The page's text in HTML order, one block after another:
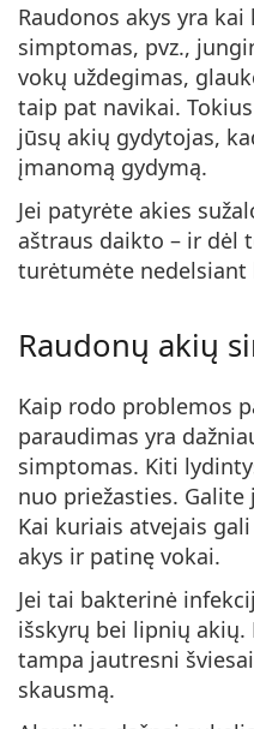
Raudonos akys yra
simptomas, pvz.,
vokų uždegimas,
taip pat navikai.
jūsų akių gydytojas,
įmanomą gydymą.
Jei patyrėte akies
aštraus daikto – ir dėl
turėtumėte
Raudonų akių
Kaip rodo problemos
paraudimas yra
simptomas. Kiti
nuo priežasties.
Kai kuriais atvejais
akys ir patinę vokai.
Jei tai bakterinė
išskyrų bei lipnių akių.
tampa jautresni
skausmą.